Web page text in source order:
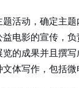
题活动，确定主
益电影的宣传，
览的成果并且撰
文体写作，包括